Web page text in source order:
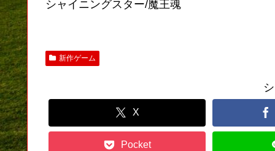
シャイニングスター/魔王魂
新作ゲーム
X
Pocket